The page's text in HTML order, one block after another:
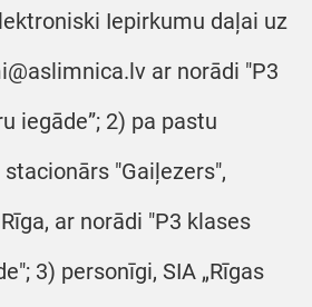
Iepirkumu daļai uz
ar norādi "P3
iegāde”; 2) pa pastu
"Gaiļezers",
ar norādi "P3 klases
3) personīgi, SIA „Rīgas